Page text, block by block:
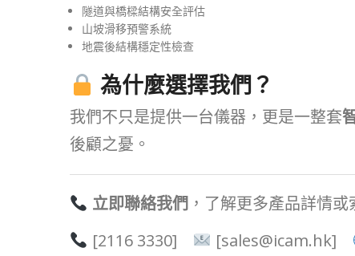
隧道與橋樑結構安全評估
山坡滑移預警系統
地震後結構穩定性檢查
為什麼選擇我們？
我們不只是提供一台儀器，更是一整套
後顧之憂。
立即聯絡我們，了解更多產品詳情或
[2116 3330]
[sales@icam.hk]